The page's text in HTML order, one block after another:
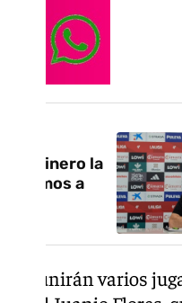
dinero la
vamos a
se unirán varios